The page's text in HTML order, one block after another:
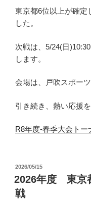
東京都6位以上が確定
した。
次戦は、5/24(日
します。
会場は、戸吹スポーツ
引き続き、熱い応援
R8年度-春季大会ト
投
稿
日:
2026/05/15
2026年度 東京
戦